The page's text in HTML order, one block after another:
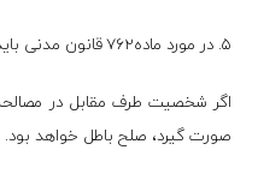
۵. در مورد ماده۷۶۲ قانون مدنی باید بگوییم:
اگر شخصیت طرف مقابل در
صورت گیرد، صلح باطل خواهد بود.